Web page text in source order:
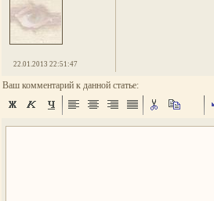
22.01.2013 22:51:47
Ваш комментарий к данной статье: